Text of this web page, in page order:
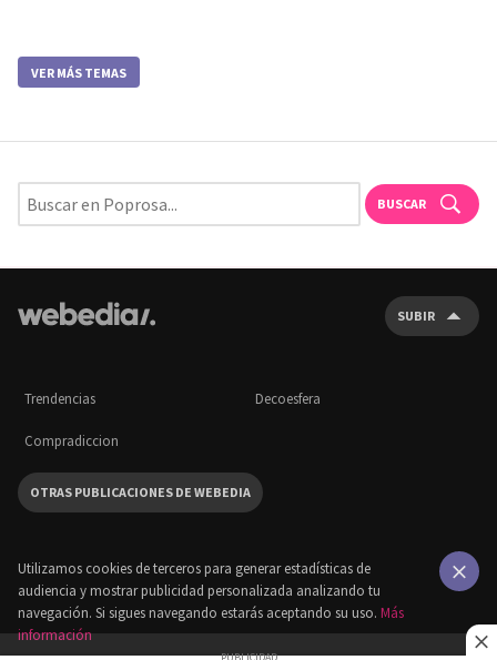
VER MÁS TEMAS
BUSCAR
SUBIR
Trendencias Decoesfera
Compradiccion
OTRAS PUBLICACIONES DE WEBEDIA
Utilizamos cookies de terceros para generar estadísticas de
audiencia y mostrar publicidad personalizada analizando tu
navegación. Si sigues navegando estarás aceptando su uso. Más
información